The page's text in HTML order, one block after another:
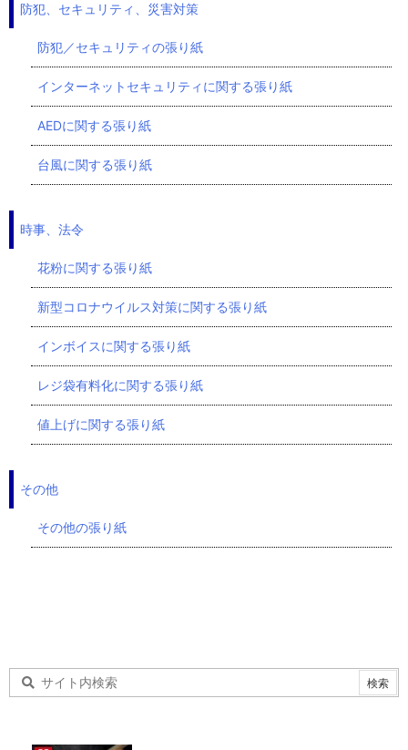
防犯、セキュリティ、災害対策
防犯／セキュリティの張り紙
インターネットセキュリティに関する張り紙
AEDに関する張り紙
台風に関する張り紙
時事、法令
花粉に関する張り紙
新型コロナウイルス対策に関する張り紙
インボイスに関する張り紙
レジ袋有料化に関する張り紙
値上げに関する張り紙
その他
その他の張り紙